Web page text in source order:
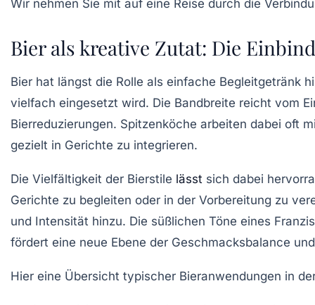
Wir nehmen Sie mit auf eine Reise durch die
Bier als kreative Zutat: Die
Bier hat längst die Rolle als einfache Begleitgetränk
vielfach eingesetzt wird. Die Bandbreite reicht vom
Bierreduzierungen. Spitzenköche arbeiten dabei oft
gezielt in Gerichte zu integrieren.
Die Vielfältigkeit der Bierstile lässt sich dabei
Gerichte zu begleiten oder in der Vorbereitung zu
und Intensität hinzu. Die süßlichen Töne eines
fördert eine neue Ebene der Geschmacksbalance
Hier eine Übersicht typischer Bieranwendungen in